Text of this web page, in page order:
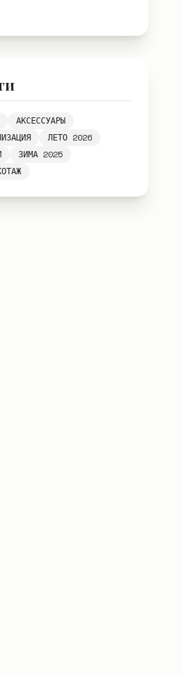
АКСЕССУАРЫ
ЛЕТО 2026
ЗИМА 2025